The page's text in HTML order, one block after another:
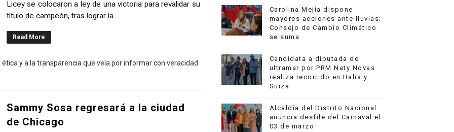
orientan alcaldes y alcaldesas electos de la Región Enriquillo
inauguran el parque Belice en Los Jardines
de habichuelas con dulce a 300 pesos
PRM a la actriz Yesenia Núñez y a su equipo de trabajo
trofeo de campeonato a Carolina Mejía
Licey se colocaron a ley de una victoria para revalidar su
título de campeón, tras lograr la ...
Read More
y a la transparencia que vela por informar con veracidad
Sammy Sosa regresará a la ciudad
de Chicago
Carolina Mejía dispone
mayores acciones ante lluvias;
Consejo de Cambio Climático
se suma
Candidata a diputada de
ultramar por PRM Naty Novas
realiza recorrido en Italia y
Suiza
Alcaldía del Distrito Nacional
anuncia desfile del Carnaval el
03 de marzo